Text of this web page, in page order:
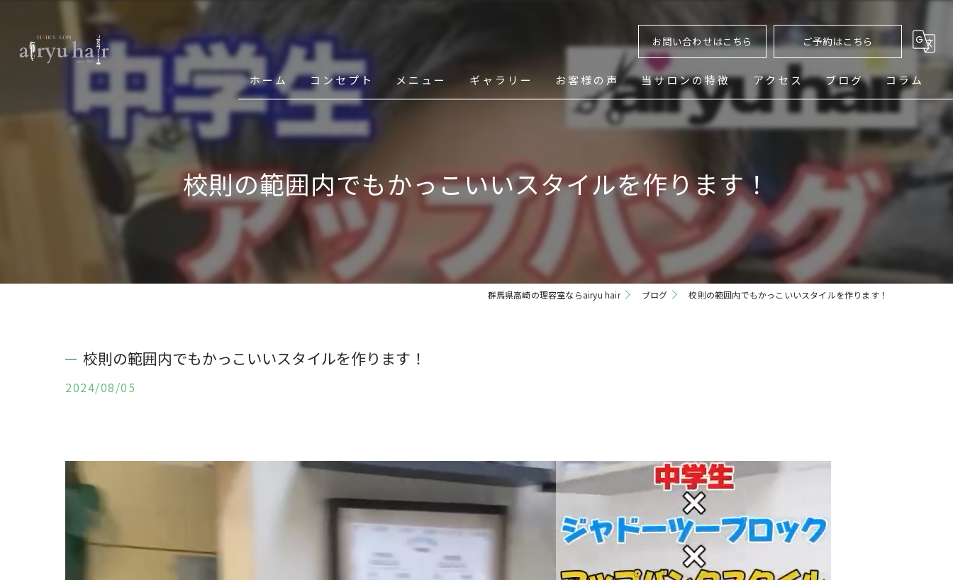
お問い合わせはこちら ご予約はこちら
ホーム コンセプト
スタッフ
メニュー ギャラリー お客様の声 当サロンの特徴
ヘッドスパ
メンズ
アクセス ブログ コラム
校則の範囲内でもかっこいいスタイルを作ります！
群馬県高崎の理容室ならairyu hair ブログ 校則の範囲内でもかっこいいスタイルを作ります！
校則の範囲内でもかっこいいスタイルを作ります！
2024/08/05